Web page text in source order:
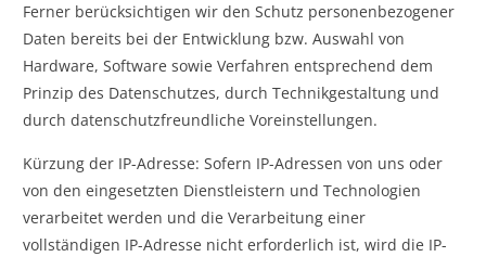
Ferner berücksichtigen wir den Schutz personenbezogener
Daten bereits bei der Entwicklung bzw. Auswahl von
Hardware, Software sowie Verfahren entsprechend dem
Prinzip des Datenschutzes, durch Technikgestaltung und
durch datenschutzfreundliche Voreinstellungen.
Kürzung der IP-Adresse: Sofern IP-Adressen von uns oder
von den eingesetzten Dienstleistern und Technologien
verarbeitet werden und die Verarbeitung einer
vollständigen IP-Adresse nicht erforderlich ist, wird die IP-